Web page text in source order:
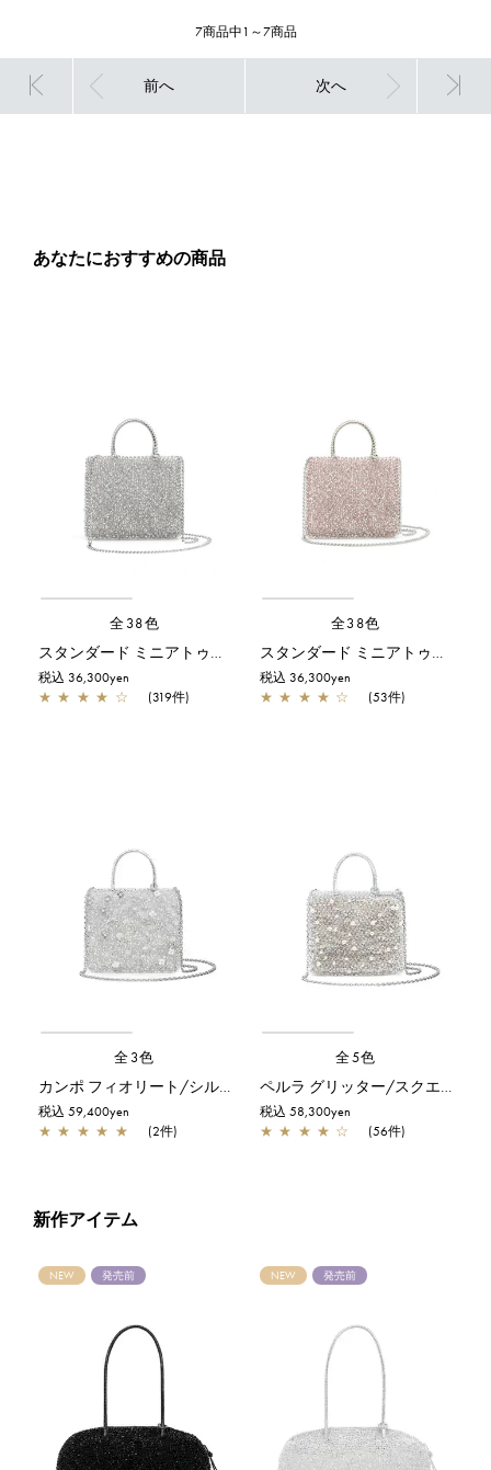
7商品中1～7商品
前へ 次へ
あなたにおすすめの商品
全38色
スタンダード ミニアトゥーラ/シルバー
税込 36,300yen
★ ★ ★ ★ ☆ (319件)
全38色
スタンダード ミニアトゥーラ/パウダリーピンクシルバー
税込 36,300yen
★ ★ ★ ★ ☆ (53件)
全3色
カンポ フィオリート/シルバー
税込 59,400yen
★ ★ ★ ★ ★ (2件)
全5色
ペルラ グリッター/スクエア スモール/シルバー
税込 58,300yen
★ ★ ★ ★ ☆ (56件)
新作アイテム
NEW 発売前 NEW 発売前